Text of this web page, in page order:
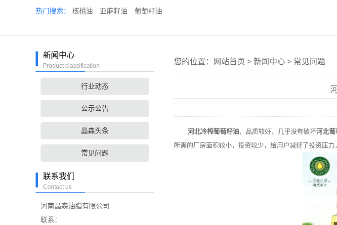
热门搜索： 核桃油 亚麻籽油 葡萄籽油
新闻中心
Product classification
行业动态
公示公告
晶森头条
常见问题
联系我们
Contact us
河南晶森油脂有限公司
联系：
您的位置： 网站首页 > 新闻中心 > 常见问题
河北冷榨葡萄籽油，品质较好，几乎没有破坏河北葡
所需的厂房面积较小，投资较少，给用户减轻了投资压